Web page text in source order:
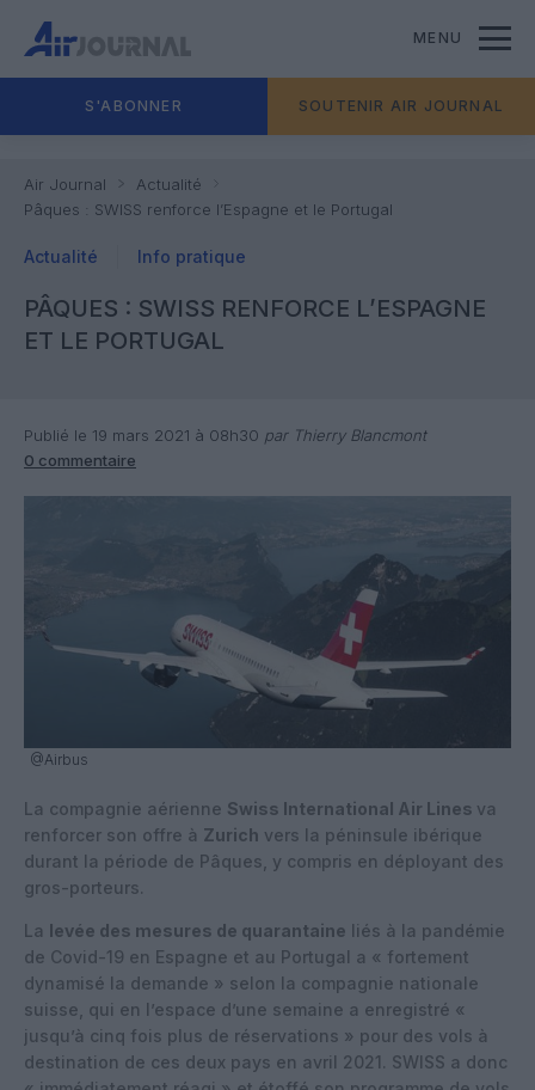
MENU
S'ABONNER SOUTENIR AIR JOURNAL
Air Journal
Actualité
Pâques : SWISS renforce l’Espagne et le Portugal
Actualité Info pratique
PÂQUES : SWISS RENFORCE L’ESPAGNE
ET LE PORTUGAL
Publié le 19 mars 2021 à 08h30 par Thierry Blancmont
0 commentaire
@Airbus
La compagnie aérienne Swiss International Air Lines va
renforcer son offre à Zurich vers la péninsule ibérique
durant la période de Pâques, y compris en déployant des
gros-porteurs.
La levée des mesures de quarantaine liés à la pandémie
de Covid-19 en Espagne et au Portugal a « fortement
dynamisé la demande » selon la compagnie nationale
suisse, qui en l’espace d’une semaine a enregistré «
jusqu’à cinq fois plus de réservations » pour des vols à
destination de ces deux pays en avril 2021. SWISS a donc